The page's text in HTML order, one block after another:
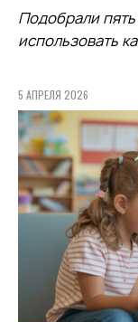
Подобрали
использовать
5 АПРЕЛЯ 2026